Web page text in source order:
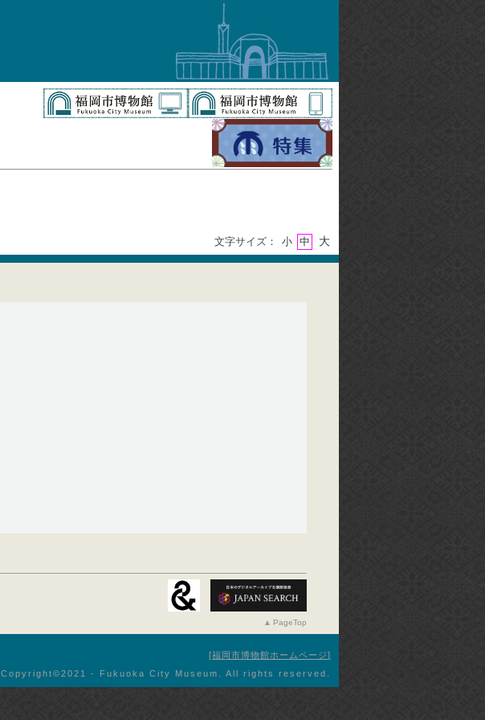
文字サイズ： 小 中 大
PageTop
福岡市博物館ホームページ
Copyright©︎2021 - Fukuoka City Museum. All rights reserved.